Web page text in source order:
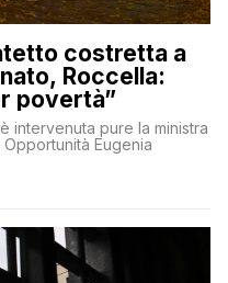
costretta a
Roccella:
povertà”
intervenuta pure la ministra
Eugenia